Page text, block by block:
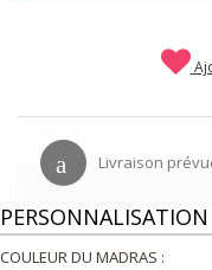
Livraison
PERSONNALISATION
COULEUR DU MADRAS :